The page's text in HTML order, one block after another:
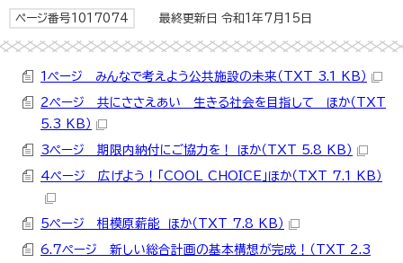
ページ番号1017074 最終更新日 令和1年7月15日
1ページ みんなで考えよう公共施設の未来（TXT 3.1 KB）
2ページ 共にささえあい 生きる社会を目指して ほか（TXT
5.3 KB）
3ページ 期限内納付にご協力を！ ほか（TXT 5.8 KB）
4ページ 広げよう！「COOL CHOICE」ほか（TXT 7.1 KB）
5ページ 相模原薪能 ほか（TXT 7.8 KB）
6.7ページ 新しい総合計画の基本構想が完成！（TXT 2.3